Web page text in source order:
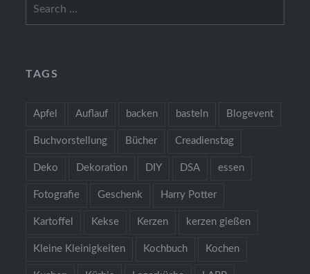
TAGS
Apfel Auflauf backen basteln Blogevent
Buchvorstellung Bücher Creadienstag
Deko Dekoration DIY DSA essen
Fotografie Geschenk Harry Potter
Kartoffel Kekse Kerzen kerzen gießen
Kleine Kleinigkeiten Kochbuch Kochen